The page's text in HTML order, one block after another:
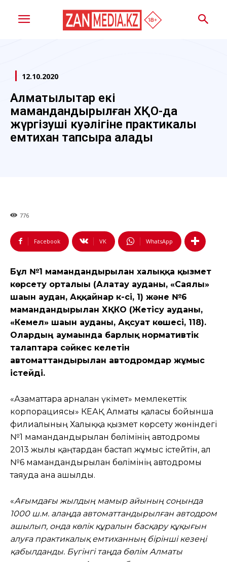
12.10.2020
Алматылықтар екі
мамандандырылған ХҚО-да
жүргізуші куәлігіне практикалық
емтихан тапсыра алады
776
Facebook VK WhatsApp
Бұл №1 мамандандырылған халыққа қызмет
көрсету орталығы (Алатау ауданы, «Саялы»
шағын аудан, Аққайнар к-сі, 1) және №6
мамандандырылған ХҚКО (Жетісу ауданы,
«Кемел» шағын ауданы, Ақсуат көшесі, 118).
Олардың аумағында барлық нормативтік
талаптарға сәйкес келетін
автоматтандырылған автодромдар жұмыс
істейді.
«Азаматтарға арналған үкімет» мемлекеттік
корпорациясы» КЕАҚ Алматы қаласы бойынша
филиалының Халыққа қызмет көрсету жөніндегі
№1 мамандандырылған бөлімінің автодромы
2013 жылғы қаңтардан бастап жұмыс істейтін, ал
№6 мамандандырылған бөлімінің автодромы
таяуда ғана ашылды.
«Ағымдағы жылдың мамыр айының соңында
1000 ш.м. алаңда автоматтандырылған автодром
ашылып, онда көлік құралын басқару құқығын
алуға практикалық емтиханның бірінші кезеңі
қабылданды. Бүгінгі таңда бөлім Алматы